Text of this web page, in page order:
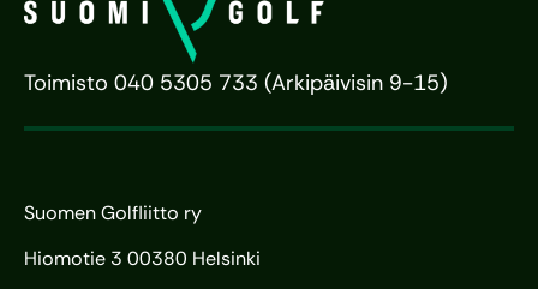
Toimisto 040 5305 733 (Arkipäivisin 9-15)
Suomen Golfliitto ry
Hiomotie 3 00380 Helsinki